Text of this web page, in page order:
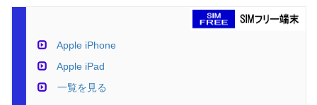
Apple iPhone
Apple iPad
一覧を見る